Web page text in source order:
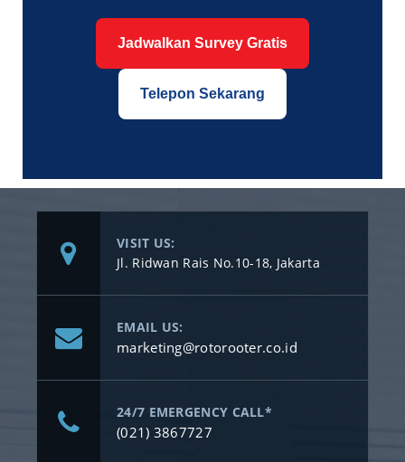
Jadwalkan Survey Gratis
Telepon Sekarang
VISIT US:
Jl. Ridwan Rais No.10-18, Jakarta
EMAIL US:
marketing@rotorooter.co.id
24/7 EMERGENCY CALL*
(021) 3867727